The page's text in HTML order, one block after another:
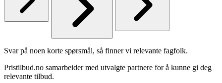
Svar på noen korte spørsmål, så finner vi relevante fagfolk.
Pristilbud.no samarbeider med utvalgte partnere for å kunne gi deg
relevante tilbud.